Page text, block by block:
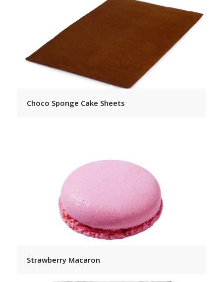
Choco Sponge Cake Sheets
Strawberry Macaron